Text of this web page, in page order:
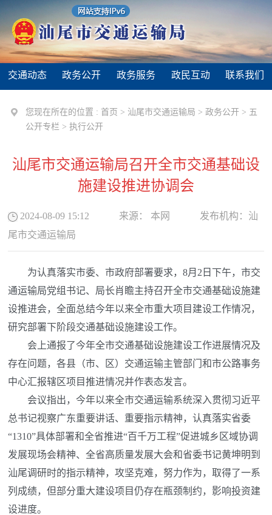
交通动态 政务公开 政务服务 政民互动 联系我们
您现在所在的位置 : 首页 > 汕尾市交通运输局 >政务公开 > 五
公开专栏 >执行公开
汕尾市交通运输局召开全市交通基础设
施建设推进协调会
2024-08-09 15:12 来源： 本网 发布机构： 汕
尾市交通运输局
为认真落实市委、市政府部署要求，8月2日下午，市交
通运输局党组书记、局长肖瞻主持召开全市交通基础设施建
设推进会，全面总结今年以来全市重大项目建设工作情况，
研究部署下阶段交通基础设施建设工作。
会上通报了今年全市交通基础设施建设工作进展情况及
存在问题，各县（市、区）交通运输主管部门和市公路事务
中心汇报辖区项目推进情况并作表态发言。
会议指出，今年以来全市交通运输系统深入贯彻习近平
总书记视察广东重要讲话、重要指示精神，认真落实省委
“1310”具体部署和全省推进“百千万工程”促进城乡区域协调
发展现场会精神、全省高质量发展大会和省委书记黄坤明到
汕尾调研时的指示精神，攻坚克难，努力作为，取得了一系
列成绩，但部分重大建设项目仍存在瓶颈制约，影响投资建
设进度。